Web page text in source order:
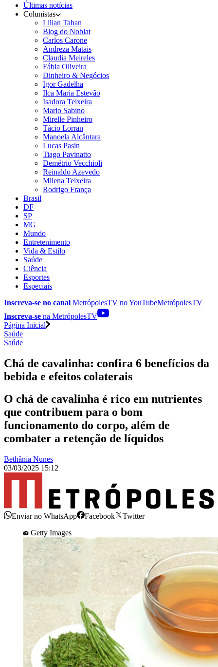
Últimas notícias
Colunistas
Lilian Tahan
Blog do Noblat
Carlos Carone
Andreza Matais
Claudia Meireles
Fábia Oliveira
Dinheiro & Negócios
Igor Gadelha
Ilca Maria Estevão
Isadora Teixeira
Mario Sabino
Mirelle Pinheiro
Tácio Lorran
Manoela Alcântara
Lucas Pasin
Tiago Pavinatto
Demétrio Vecchioli
Reinaldo Azevedo
Milena Teixeira
Rodrigo França
Brasil
DF
SP
MG
Mundo
Entretenimento
Vida & Estilo
Saúde
Ciência
Esportes
Especiais
Inscreva-se no canal MetrópolesTV noYouTubeMetrópolesTV
Inscreva-se na MetrópolesTV
Página Inicial
Saúde
Saúde
Chá de cavalinha: confira 6 benefícios da
bebida e efeitos colaterais
O chá de cavalinha é rico em nutrientes
que contribuem para o bom
funcionamento do corpo, além de
combater a retenção de líquidos
Bethânia Nunes
03/03/2025 15:12
Enviar no WhatsApp Facebook
Twitter
Getty Images